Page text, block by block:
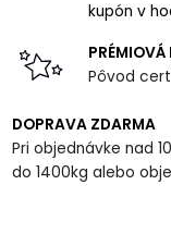
kupón v
Pôvod
DOPRAVA ZDARMA
Pri objednávke nad
do 1400kg alebo